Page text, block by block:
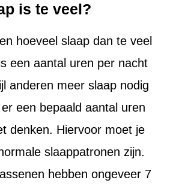
is te veel?
hoeveel slaap dan te veel
een aantal uren per nacht
anderen meer slaap nodig
een bepaald aantal uren
denken. Hiervoor moet je
slaappatronen zijn.
hebben ongeveer 7